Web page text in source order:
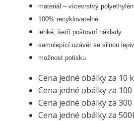
materiál – vícevrstvý
100% recyklovatelné
lehké, šetří poštovní náklady
samolepící uzávěr se silnou
možnost potisku
Cena jedné obálky za 10
Cena jedné obálky za 100
Cena jedné obálky za 300
Cena jedné obálky za